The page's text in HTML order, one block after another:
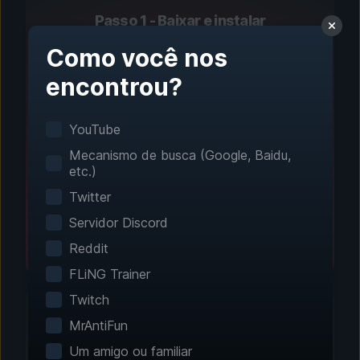
Passo 1 - Baixar e instalar
Configuração com um
clique
jogos instalados automaticamente. Nenhuma
configuração manual é necessária.
Passo 2 - Escolha seus recursos
Como você nos
encontrou?
YouTube
Mecanismo de busca (Google, Baidu,
etc.)
Twitter
Servidor Discord
Reddit
FLiNG Trainer
Twitch
MrAntiFun
Um amigo ou familiar